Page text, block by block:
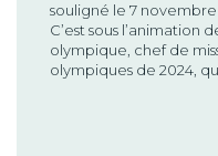
souligné le 7 novembre
C’est sous l’animation
olympique, chef de
olympiques de 2024,